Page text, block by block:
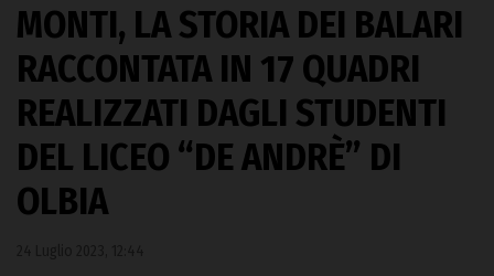
MONTI, LA STORIA DEI BALARI
RACCONTATA IN 17 QUADRI
REALIZZATI DAGLI STUDENTI
DEL LICEO “DE ANDRÈ” DI
OLBIA